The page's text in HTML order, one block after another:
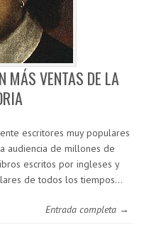
MÁS VENTAS DE LA
escritores muy populares
audiencia de millones de
escritos por ingleses y
de todos los tiempos…
Entrada completa →